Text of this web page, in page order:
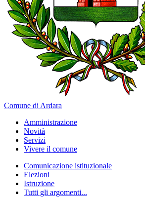
Comune di Ardara
Amministrazione
Novità
Servizi
Vivere il comune
Comunicazione istituzionale
Elezioni
Istruzione
Tutti gli argomenti...